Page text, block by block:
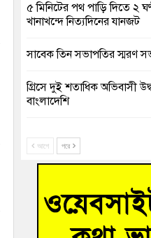
৫ মিনিটের পথ পাড়ি দিতে ২
খানাখন্দে নিত্যদিনের যানজট
সাবেক তিন সভাপতির স্মরণ
গ্রিসে দুই শতাধিক অভিবাসী
বাংলাদেশি
বুড়িচংয়ে নিখোঁজের ৩ দিন পর
রিকশাচালকের মরদেহ উদ্ধার
জনগণ আপনাদের ছাড়বে না-
ভাষা সৈনিক অজিত গুহ
আগে পরে